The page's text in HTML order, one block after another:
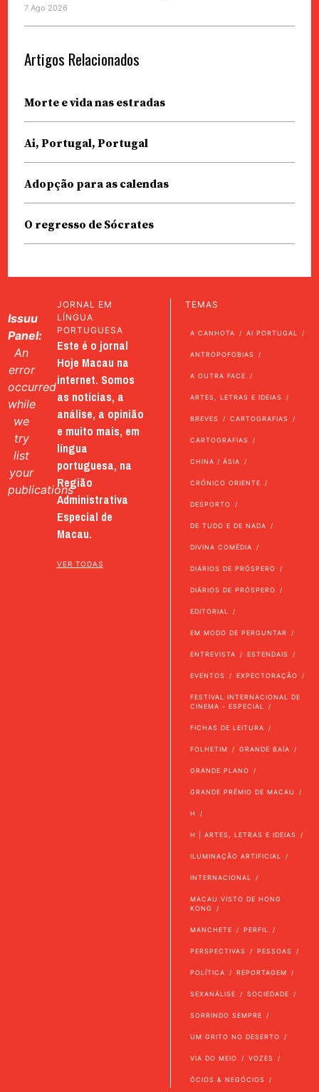
7 Ago 2026
Artigos Relacionados
Morte e vida nas estradas
Ai, Portugal, Portugal
Adopção para as calendas
O regresso de Sócrates
Issuu
Panel:
An
error
occurred
while
we
try
list
your
publications
JORNAL EM
LÍNGUA
PORTUGUESA
Este é o jornal
Hoje Macau na
internet. Somos
as notícias, a
análise, a opinião
e muito mais, em
língua
portuguesa, na
Região
Administrativa
Especial de
Macau.
VER TODAS
TEMAS
A CANHOTA AI PORTUGAL
ANTROPOFOBIAS
A OUTRA FACE
ARTES, LETRAS E IDEIAS
BREVES CARTOGRAFIAS
CARTOGRAFIAS
CHINA / ÁSIA
CRÓNICO ORIENTE
DESPORTO
DE TUDO E DE NADA
DIVINA COMÉDIA
DIÁRIOS DE PRÓSPERO
DIÁRIOS DE PRÓSPERO
EDITORIAL
EM MODO DE PERGUNTAR
ENTREVISTA ESTENDAIS
EVENTOS EXPECTORAÇÃO
FESTIVAL INTERNACIONAL DE
CINEMA - ESPECIAL
FICHAS DE LEITURA
FOLHETIM GRANDE BAÍA
GRANDE PLANO
GRANDE PRÉMIO DE MACAU
H
H | ARTES, LETRAS E IDEIAS
ILUMINAÇÃO ARTIFICIAL
INTERNACIONAL
MACAU VISTO DE HONG
KONG
MANCHETE PERFIL
PERSPECTIVAS PESSOAS
POLÍTICA REPORTAGEM
SEXANÁLISE SOCIEDADE
SORRINDO SEMPRE
UM GRITO NO DESERTO
VIA DO MEIO VOZES
ÓCIOS & NEGÓCIOS